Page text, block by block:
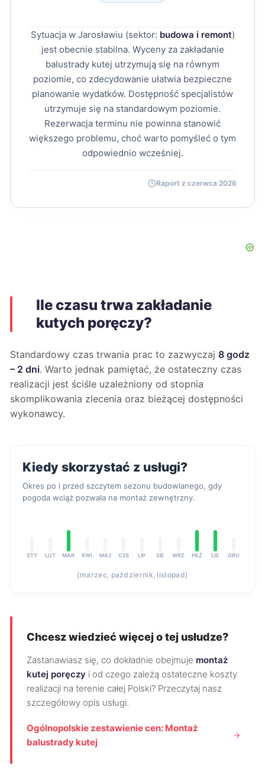
Sytuacja w Jarosławiu (sektor: budowa i remont)
jest obecnie stabilna. Wyceny za zakładanie
balustrady kutej utrzymują się na równym
poziomie, co zdecydowanie ułatwia bezpieczne
planowanie wydatków. Dostępność specjalistów
utrzymuje się na standardowym poziomie.
Rezerwacja terminu nie powinna stanowić
większego problemu, choć warto pomyśleć o tym
odpowiednio wcześniej.
Raport z czerwca 2026
Ile czasu trwa zakładanie
kutych poręczy?
Standardowy czas trwania prac to zazwyczaj 8 godz
– 2 dni. Warto jednak pamiętać, że ostateczny czas
realizacji jest ściśle uzależniony od stopnia
skomplikowania zlecenia oraz bieżącej dostępności
wykonawcy.
Kiedy skorzystać z usługi?
Okres po i przed szczytem sezonu budowlanego, gdy
pogoda wciąż pozwala na montaż zewnętrzny.
STY LUT MAR KWI MAJ CZE LIP SIE WRZ PAŹ LIS GRU
(marzec, październik, listopad)
Chcesz wiedzieć więcej o tej usłudze?
Zastanawiasz się, co dokładnie obejmuje montaż
kutej poręczy i od czego zależą ostateczne koszty
realizacji na terenie całej Polski? Przeczytaj nasz
szczegółowy opis usługi.
Ogólnopolskie zestawienie cen: Montaż
balustrady kutej